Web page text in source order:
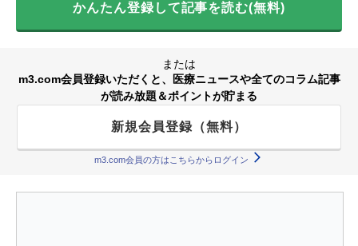
かんたん登録して記事を読む(無料)
または
m3.com会員登録いただくと、医療ニュースや全てのコラム記事
が読み放題＆ポイントが貯まる
新規会員登録（無料）
m3.com会員の方はこちらからログイン